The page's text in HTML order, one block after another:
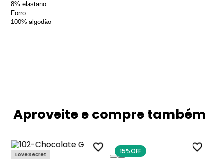
8% elastano
Forro:
100% algodão
Aproveite e compre também
Love Secret 15%OFF